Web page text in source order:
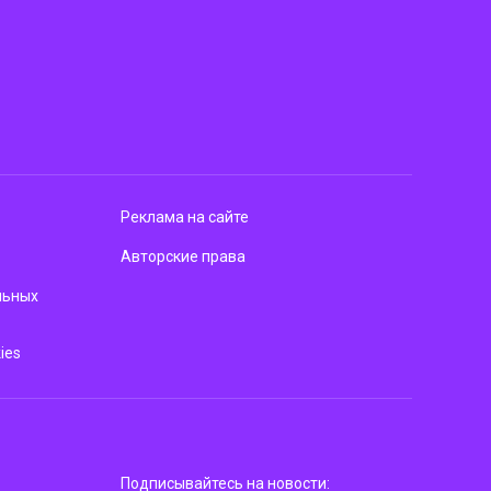
Реклама на сайте
Авторские права
Подписывайтесь на новости: